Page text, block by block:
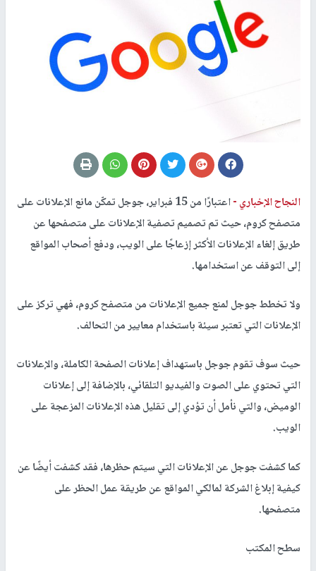
النجاح الإخباري -
اعتبارًا من 15 فبراير، جوجل تمكّن مانع الإعلانات على
متصفح كروم، حيث تم تصميم تصفية الإعلانات على متصفحها عن
طريق إلغاء الإعلانات الأكثر إزعاجًا على الويب، ودفع أصحاب المواقع
إلى التوقف عن استخدامها.
ولا تخطط جوجل لمنع جميع الإعلانات من متصفح كروم، فهي تركز على
الإعلانات التي تعتبر سيئة باستخدام معايير من التحالف.
حيث سوف تقوم جوجل باستهداف إعلانات الصفحة الكاملة، والإعلانات
التي تحتوي على الصوت والفيديو التلقائي، بالإضافة إلى إعلانات
الوميض، والتي نأمل أن تؤدي إلى تقليل هذه الإعلانات المزعجة على
الويب.
كما كشفت جوجل عن الإعلانات التي سيتم حظرها، فقد كشفت أيضًا عن
كيفية إبلاغ الشركة لمالكي المواقع عن طريقة عمل الحظر على
متصفحها.
سطح المكتب